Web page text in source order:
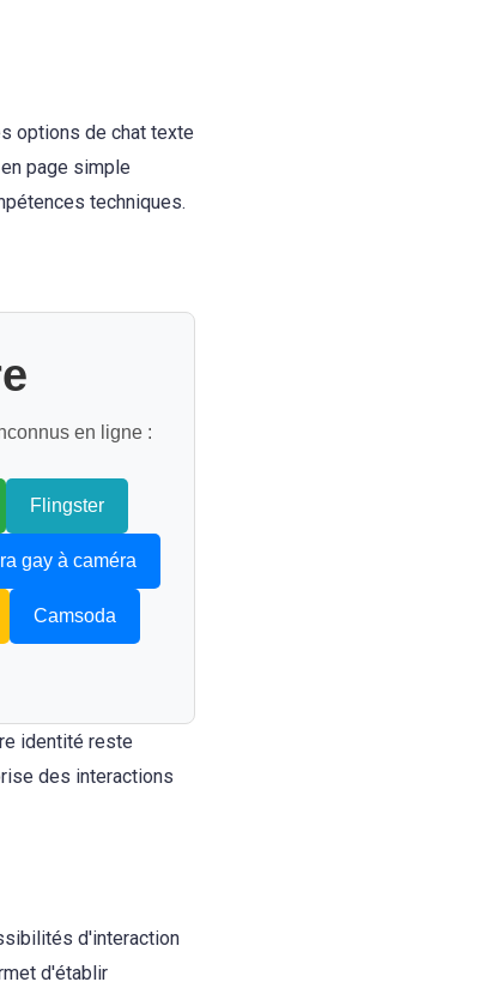
options de chat texte
page simple
techniques.
en ligne :
Flingster
gay à caméra
Camsoda
identité reste
des interactions
d'interaction
d'établir